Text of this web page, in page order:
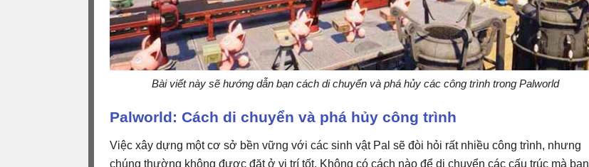
Bài viết này sẽ hướng dẫn bạn cách di chuyển và phá hủy các công trình trong Palworld
Palworld: Cách di chuyển và phá hủy công trình
Việc xây dựng một cơ sở bền vững với các sinh vật Pal sẽ đòi hỏi rất nhiều công trình, nhưng
chúng thường không được đặt ở vị trí tốt. Không có cách nào để di chuyển các cấu trúc mà bạn